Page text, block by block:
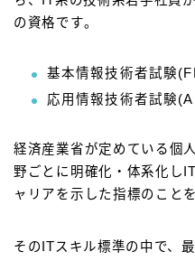
の資格です。
基本情報技術者試験
応用情報技術者試験
経済産業省が定めている個
野ごとに明確化・体系化し
ャリアを示した指標のこと
そのITスキル標準の中で、